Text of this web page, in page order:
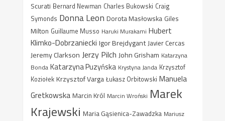
Scurati Bernard Newman Charles Bukowski Craig
Symonds Donna Leon Dorota Masłowska Giles
Milton Guillaume Musso Haruki Murakami Hubert
Klimko-Dobrzaniecki Igor Brejdygant Javier Cercas
Jeremy Clarkson Jerzy Pilch John Grisham Katarzyna
Bonda Katarzyna Puzyńska Krystyna Janda Krzysztof
Koziołek Krzysztof Varga Łukasz Orbitowski Manuela
Gretkowska Marcin Król Marcin Wroński Marek
Krajewski Maria Gąsienica-Zawadzka Mariusz